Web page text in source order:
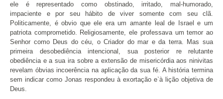
ele é representado como obstinado, irritado, mal-humorado,
impaciente e por seu hábito de viver somente com seu clã.
Politicamente, é obvio que ele era um amante leal de Israel e um
patriota comprometido. Religiosamente, ele professava um temor ao
Senhor como Deus do céu, o Criador do mar e da terra. Mas sua
primeira desobediência intencional, sua posterior re relutante
obediência e a sua ira sobre a extensão de misericórdia aos ninivitas
revelam óbvias incoerência na aplicação da sua fé. A história termina
sem indicar como Jonas respondeu à exortação e`à lição objetiva de
Deus.